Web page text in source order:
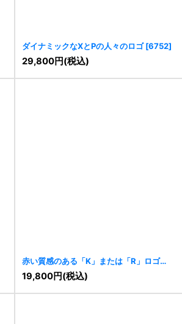
ダイナミックなXとPの人々のロゴ [6752]
29,800円(税込)
赤い質感のある「K」または「R」ロゴ
[6685]
19,800円(税込)